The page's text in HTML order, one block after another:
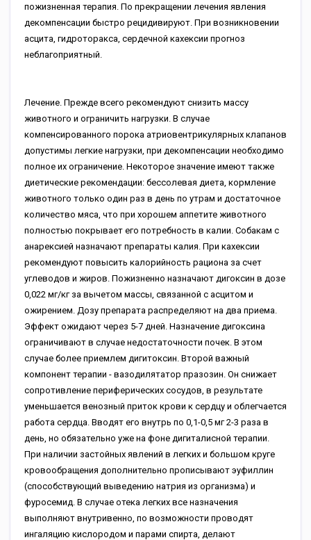
пожизненная терапия. По прекращении лечения явления
декомпенсации быстро рецидивируют. При возникновении
асцита, гидроторакса, сердечной кахексии прогноз
неблагоприятный.
Лечение. Прежде всего рекомендуют снизить массу
животного и ограничить нагрузки. В случае
компенсированного порока атриовентрикулярных клапанов
допустимы легкие нагрузки, при декомпенсации необходимо
полное их ограничение. Некоторое значение имеют также
диетические рекомендации: бессолевая диета, кормление
животного только один раз в день по утрам и достаточное
количество мяса, что при хорошем аппетите животного
полностью покрывает его потребность в калии. Собакам с
анарексией назначают препараты калия. При кахексии
рекомендуют повысить калорийность рациона за счет
углеводов и жиров. Пожизненно назначают дигоксин в дозе
0,022 мг/кг за вычетом массы, связанной с асцитом и
ожирением. Дозу препарата распределяют на два приема.
Эффект ожидают через 5-7 дней. Назначение дигоксина
ограничивают в случае недостаточности почек. В этом
случае более приемлем дигитоксин. Второй важный
компонент терапии - вазодилятатор празозин. Он снижает
сопротивление периферических сосудов, в результате
уменьшается венозный приток крови к сердцу и облегчается
работа сердца. Вводят его внутрь по 0,1-0,5 мг 2-3 раза в
день, но обязательно уже на фоне дигиталисной терапии.
При наличии застойных явлений в легких и большом круге
кровообращения дополнительно прописывают эуфиллин
(способствующий выведению натрия из организма) и
фуросемид. В случае отека легких все назначения
выполняют внутривенно, по возможности проводят
ингаляцию кислородом и парами спирта, делают